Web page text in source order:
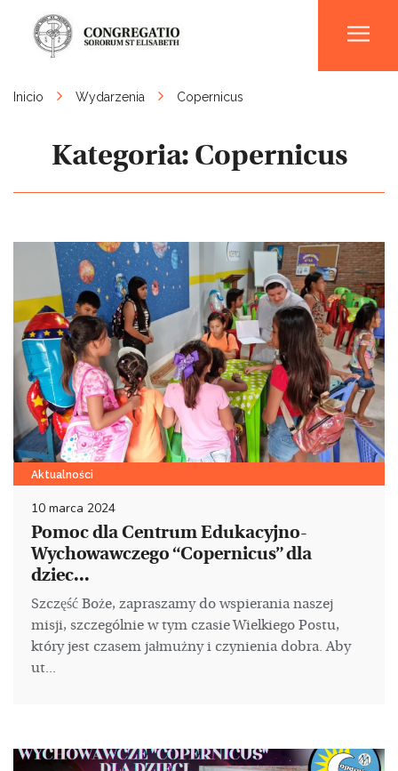
Inicio Wydarzenia Copernicus
Kategoria: Copernicus
Aktualności
10 marca 2024
Pomoc dla Centrum Edukacyjno-
Wychowawczego “Copernicus” dla
dziec...
Szczęść Boże, zapraszamy do wspierania naszej
misji, szczególnie w tym czasie Wielkiego Postu,
który jest czasem jałmużny i czynienia dobra. Aby
ut...